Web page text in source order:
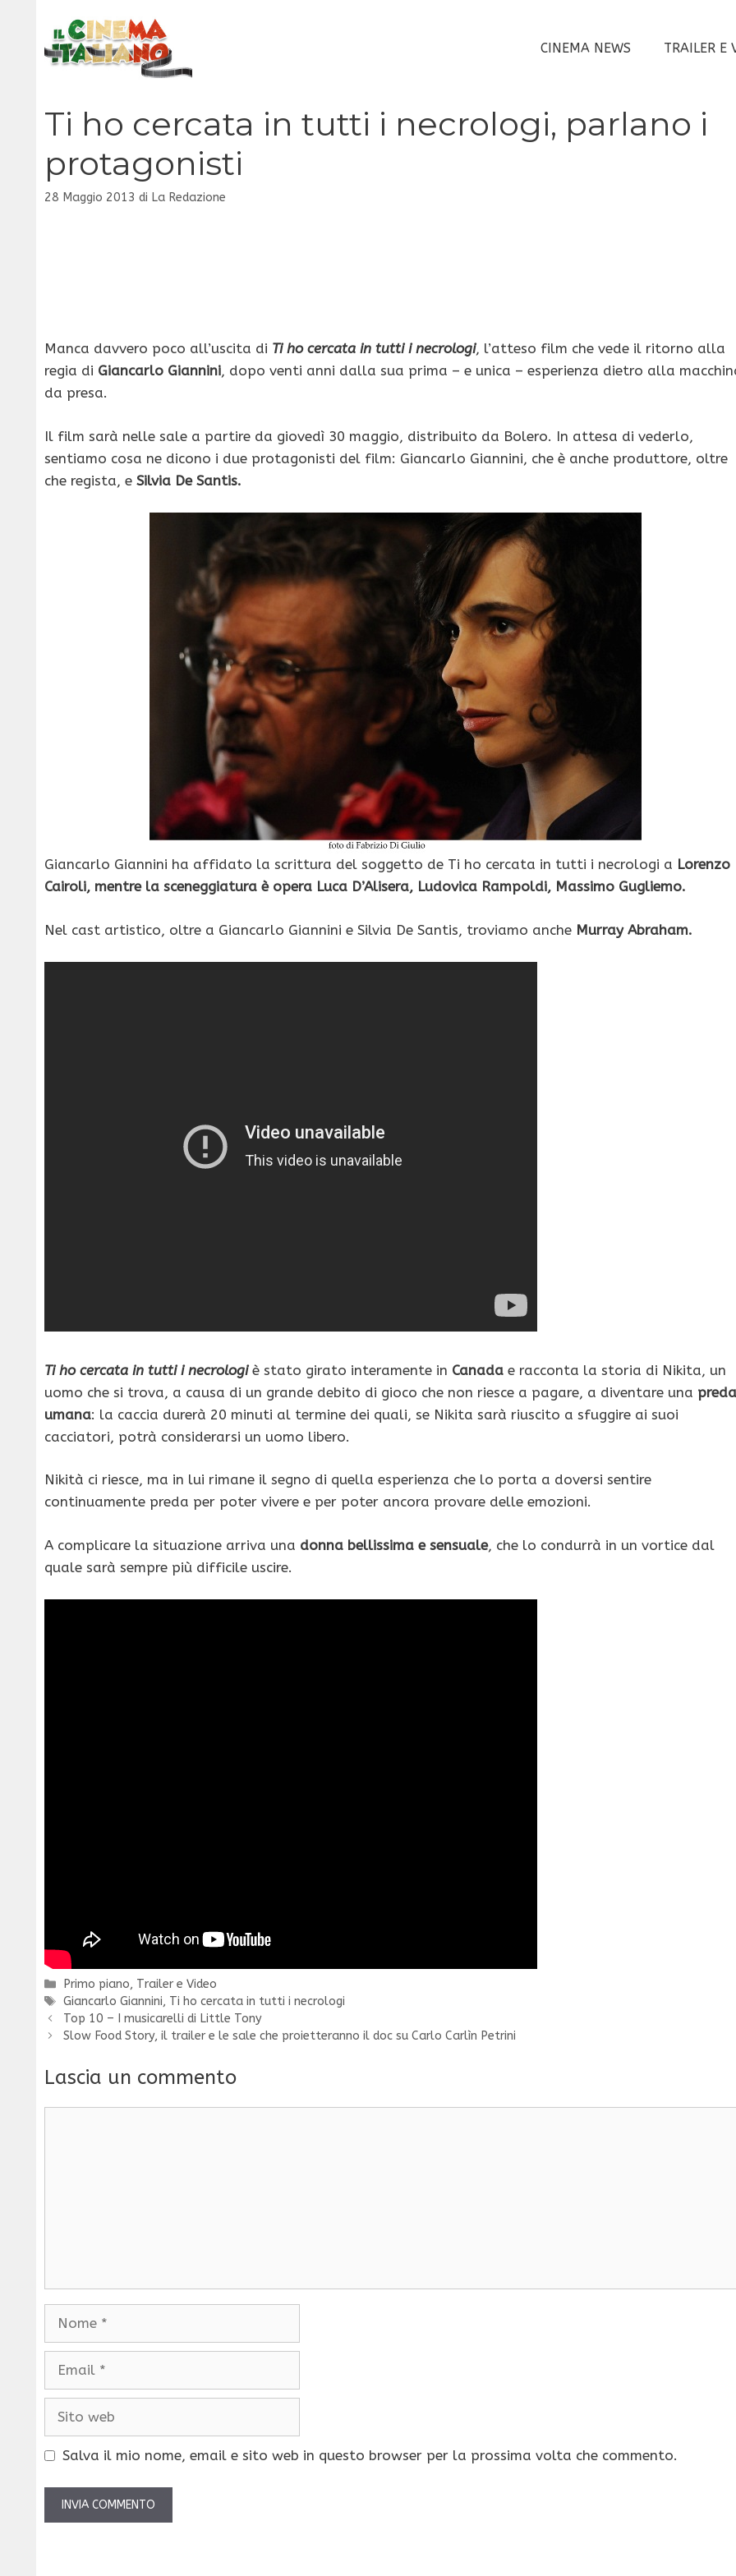
contenuto
CINEMA NEWS TRAILER E
Ti ho cercata in tutti i necrologi, parlano i
protagonisti
28 Maggio 2013 di La Redazione
Manca davvero poco all’uscita di Ti ho cercata in tutti i necrologi, l’atteso film che vede il ritorno alla
regia di Giancarlo Giannini, dopo venti anni dalla sua prima – e unica – esperienza dietro alla
da presa.
Il film sarà nelle sale a partire da giovedì 30 maggio, distribuito da Bolero. In attesa di vederlo,
sentiamo cosa ne dicono i due protagonisti del film: Giancarlo Giannini, che è anche produttore, oltre
che regista, e Silvia De Santis.
Giancarlo Giannini ha affidato la scrittura del soggetto de Ti ho cercata in tutti i necrologi a Lorenzo
Cairoli, mentre la sceneggiatura è opera Luca D’Alisera, Ludovica Rampoldi, Massimo Gugliemo.
Nel cast artistico, oltre a Giancarlo Giannini e Silvia De Santis, troviamo anche Murray Abraham.
Ti ho cercata in tutti i necrologiè stato girato interamente in Canada e racconta la storia di Nikita, un
uomo che si trova, a causa di un grande debito di gioco che non riesce a pagare, a diventare una preda
umana: la caccia durerà 20 minuti al termine dei quali, se Nikita sarà riuscito a sfuggire ai suoi
cacciatori, potrà considerarsi un uomo libero.
Nikità ci riesce, ma in lui rimane il segno di quella esperienza che lo porta a doversi sentire
continuamente preda per poter vivere e per poter ancora provare delle emozioni.
A complicare la situazione arriva una donna bellissima e sensuale, che lo condurrà in un vortice dal
quale sarà sempre più difficile uscire.
Categorie
Primo piano, Trailer e Video
Tag
Giancarlo Giannini, Ti ho cercata in tutti i necrologi
Top 10 – I musicarelli di Little Tony
Slow Food Story, il trailer e le sale che proietteranno il doc su Carlo Carlìn Petrini
Lascia un commento
Salva il mio nome, email e sito web in questo browser per la prossima volta che commento.